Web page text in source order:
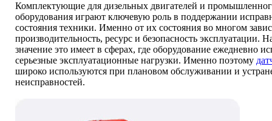
Комплектующие для дизельных двигателей и
оборудования играют ключевую роль в поддержании
состояния техники. Именно от их состояния во многом
производительность, ресурс и безопасность эксплуатации.
значение это имеет в сферах, где оборудование ежедневно
серьезные эксплуатационные нагрузки. Именно поэтому
широко используются при плановом обслуживании и
неисправностей.